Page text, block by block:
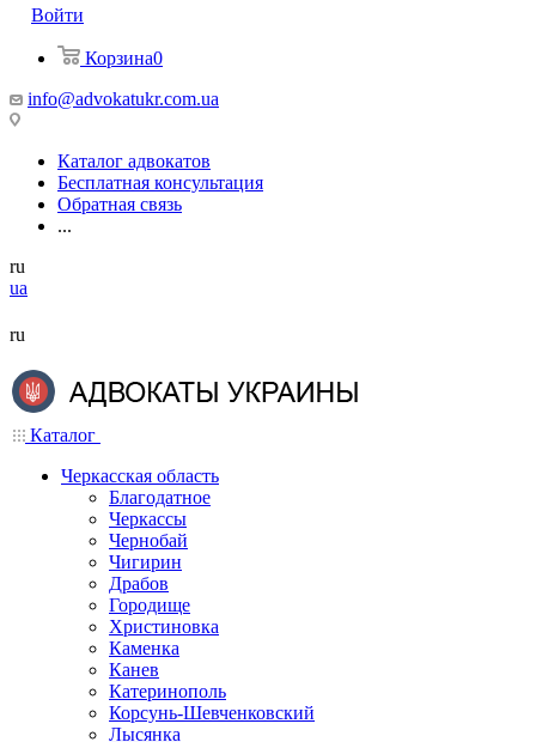
Войти
Корзина0
info@advokatukr.com.ua
Каталог адвокатов
Бесплатная консультация
Обратная связь
...
ru
ua
ru
Каталог
Черкасская область
Благодатное
Черкассы
Чернобай
Чигирин
Драбов
Городище
Христиновка
Каменка
Канев
Катеринополь
Корсунь-Шевченковский
Лысянка